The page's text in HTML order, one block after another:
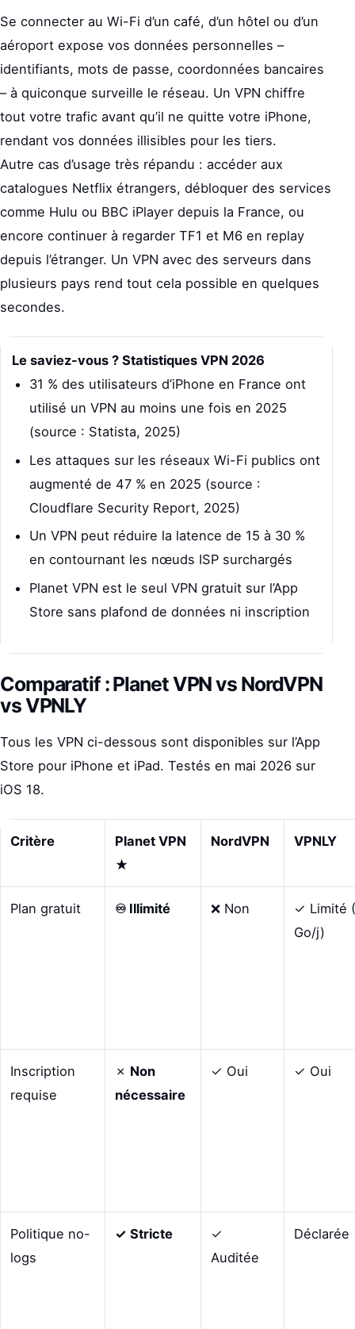
Se connecter au Wi-Fi d’un café, d’un hôtel ou d’un
aéroport expose vos données personnelles –
identifiants, mots de passe, coordonnées bancaires
– à quiconque surveille le réseau. Un VPN chiffre
tout votre trafic avant qu’il ne quitte votre iPhone,
rendant vos données illisibles pour les tiers.
Autre cas d’usage très répandu : accéder aux
catalogues Netflix étrangers, débloquer des services
comme Hulu ou BBC iPlayer depuis la France, ou
encore continuer à regarder TF1 et M6 en replay
depuis l’étranger. Un VPN avec des serveurs dans
plusieurs pays rend tout cela possible en quelques
secondes.
Le saviez-vous ? Statistiques VPN 2026
31 % des utilisateurs d’iPhone en France ont
utilisé un VPN au moins une fois en 2025
(source : Statista, 2025)
Les attaques sur les réseaux Wi-Fi publics ont
augmenté de 47 % en 2025 (source :
Cloudflare Security Report, 2025)
Un VPN peut réduire la latence de 15 à 30 %
en contournant les nœuds ISP surchargés
Planet VPN est le seul VPN gratuit sur l’App
Store sans plafond de données ni inscription
Comparatif : Planet VPN vs NordVPN
vs VPNLY
Tous les VPN ci-dessous sont disponibles sur l’App
Store pour iPhone et iPad. Testés en mai 2026 sur
iOS 18.
Critère
Planet VPN
★
NordVPN VPNLY
Plan gratuit ♾ Illimité ❌ Non
✓ Limité
Go/j)
Inscription
requise
✗ Non
nécessaire
✓ Oui ✓ Oui
Politique no-
logs
✓ Stricte
✓
Auditée
Déclarée